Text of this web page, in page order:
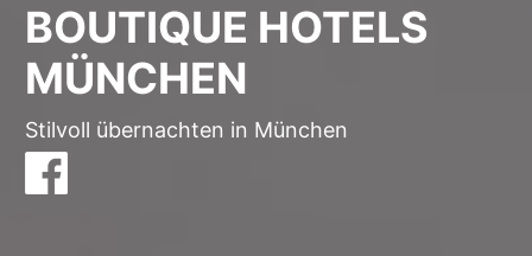
BOUTIQUE HOTELS
MÜNCHEN
Stilvoll übernachten in München